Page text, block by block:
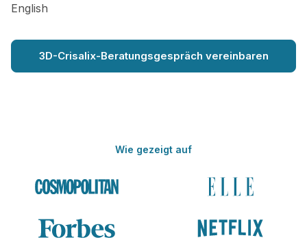
English
3D-Crisalix-Beratungsgespräch vereinbaren
Wie gezeigt auf